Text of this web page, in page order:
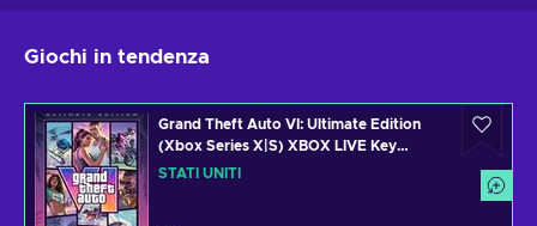
Giochi in tendenza
Grand Theft Auto VI: Ultimate Edition
(Xbox Series X|S) XBOX LIVE Key
UNITED STATES
STATI UNITI